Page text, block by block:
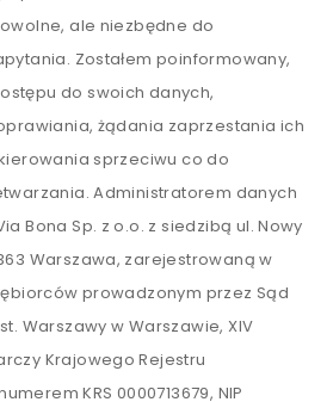
ale niezbędne do
Zostałem poinformowany,
do swoich danych,
żądania zaprzestania ich
sprzeciwu co do
Administratorem danych
Bona Sp. z o.o. z siedzibą ul. Nowy
Warszawa, zarejestrowaną w
prowadzonym przez Sąd
Warszawy w Warszawie, XIV
Krajowego Rejestru
KRS 0000713679, NIP